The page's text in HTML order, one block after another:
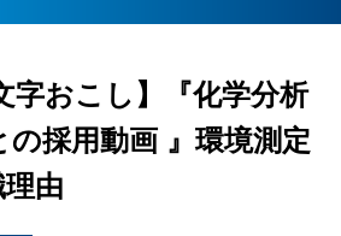
字おこし】『化学分析
採用動画 』環境測定
由